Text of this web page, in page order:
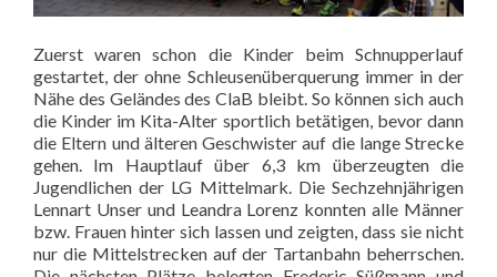
Zuerst waren schon die Kinder beim Schnupperlauf
gestartet, der ohne Schleusenüberquerung immer in der
Nähe des Geländes des ClaB bleibt. So können sich auch
die Kinder im Kita-Alter sportlich betätigen, bevor dann
die Eltern und älteren Geschwister auf die lange Strecke
gehen. Im Hauptlauf über 6,3 km überzeugten die
Jugendlichen der LG Mittelmark. Die Sechzehnjährigen
Lennart Unser und Leandra Lorenz konnten alle Männer
bzw. Frauen hinter sich lassen und zeigten, dass sie nicht
nur die Mittelstrecken auf der Tartanbahn beherrschen.